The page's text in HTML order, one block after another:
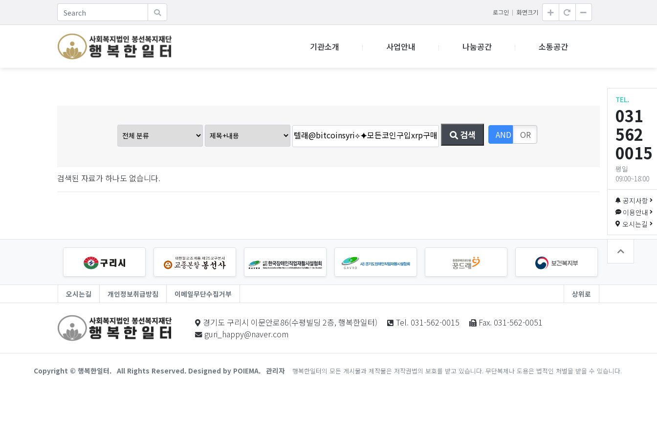
로그인 화면크기
기관소개 사업안내 나눔공간 소통공간
검색 AND OR
검색된 자료가 하나도 없습니다.
TEL.
031
562
0015
평일
09:00~18:00
공지사항
이용안내
오시는길
오시는길 개인정보취급방침 이메일무단수집거부 상위로
경기도 구리시 이문안로86(수평빌딩 2층, 행복한일터) Tel. 031-562-0015
Fax. 031-562-0051
guri_happy@naver.com
Copyright © 행복한일터. All Rights Reserved. Designed by POIEMA. 관리자 행복한일터의 모든 게시물과 제작물은 저작권법의 보호를 받고 있습니다. 무단복제나 도용은 법적인 처벌을 받을 수 있습니다.